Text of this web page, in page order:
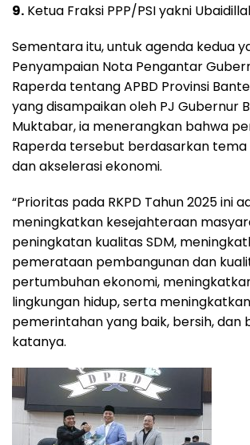
9. Ketua Fraksi PPP/PSI yakni
Sementara itu, untuk agenda kedua
Penyampaian Nota Pengantar
Raperda tentang APBD Provinsi
yang disampaikan oleh PJ Gubernur
Muktabar, ia menerangkan bahwa
Raperda tersebut berdasarkan
dan akselerasi ekonomi.
“Prioritas pada RKPD Tahun 2025 ini
meningkatkan kesejahteraan
peningkatan kualitas SDM,
pemerataan pembangunan dan
pertumbuhan ekonomi,
lingkungan hidup, serta
pemerintahan yang baik, bersih, dan
katanya.